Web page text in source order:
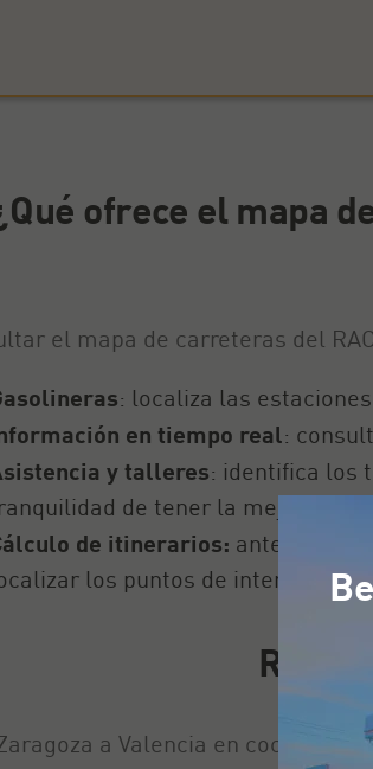
ofrece el mapa
el mapa de carreteras del
: localiza las
en tiempo real:
y talleres: identifica los
de tener la mejor
de itinerarios: antes de
los puntos de interés en tu
Rutas
a Valencia en coche